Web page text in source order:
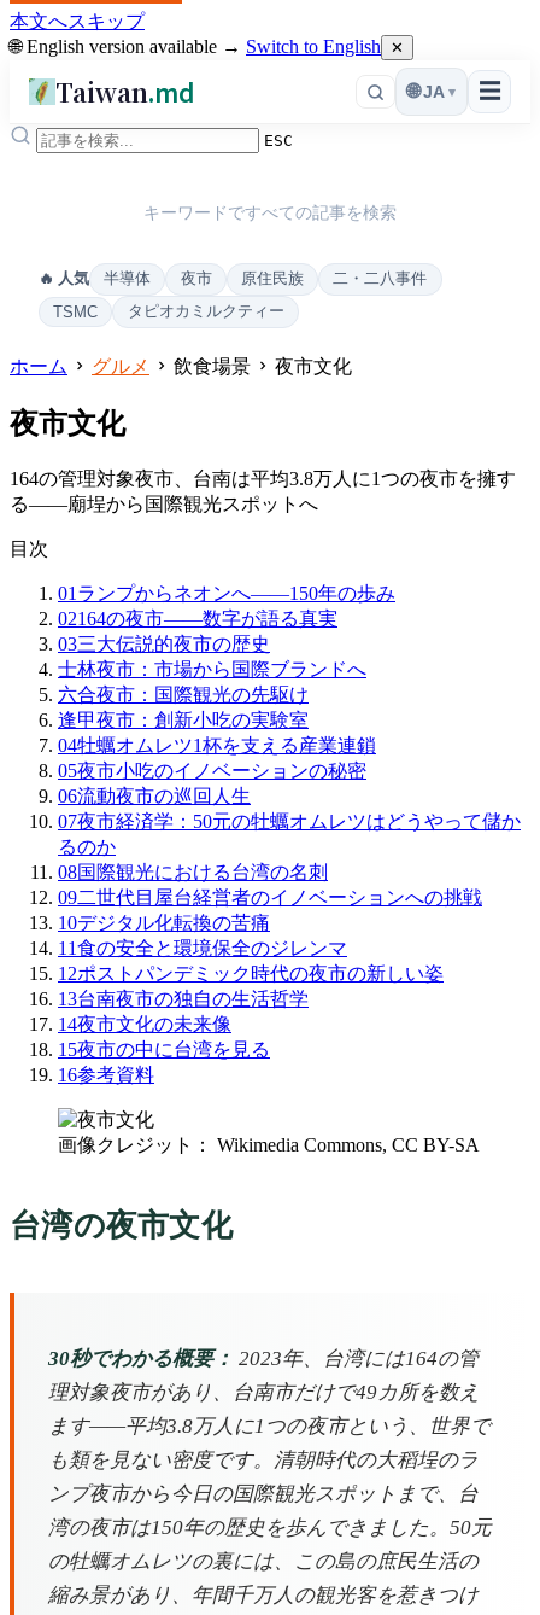
本文へスキップ
🌐 English version available → Switch to English ✕
Taiwan.md ☰
🌐 JA ▾
ESC
キーワードですべての記事を検索
🔥 人気 半導体 夜市 原住民族
二・二八事件
TSMC
タピオカミルクティー
ホーム グルメ 飲食場景 夜市文化
夜市文化
164の管理対象夜市、台南は平均3.8万人に1つの夜市を擁す
る——廟埕から国際観光スポットへ
目次
01 ランプからネオンへ——150年の歩み
02164の夜市——数字が語る真実
03三大伝説的夜市の歴史
士林夜市：市場から国際ブランドへ
六合夜市：国際観光の先駆け
逢甲夜市：創新小吃の実験室
04牡蠣オムレツ1杯を支える産業連鎖
05夜市小吃のイノベーションの秘密
06流動夜市の巡回人生
07夜市経済学：50元の牡蠣オムレツはどうやって儲か
るのか
08国際観光における台湾の名刺
09二世代目屋台経営者のイノベーションへの挑戦
10デジタル化転換の苦痛
11食の安全と環境保全のジレンマ
12ポストパンデミック時代の夜市の新しい姿
13台南夜市の独自の生活哲学
14夜市文化の未来像
15夜市の中に台湾を見る
16参考資料
画像クレジット： Wikimedia Commons, CC BY-SA
台湾の夜市文化
30秒でわかる概要： 2023年、台湾には164の管
理対象夜市があり、台南市だけで49カ所を数え
ます——平均3.8万人に1つの夜市という、世界で
も類を見ない密度です。清朝時代の大稻埕のラ
ンプ夜市から今日の国際観光スポットまで、台
湾の夜市は150年の歴史を歩んできました。50元
の牡蠣オムレツの裏には、この島の庶民生活の
縮み景があり、年間千万人の観光客を惹きつけ